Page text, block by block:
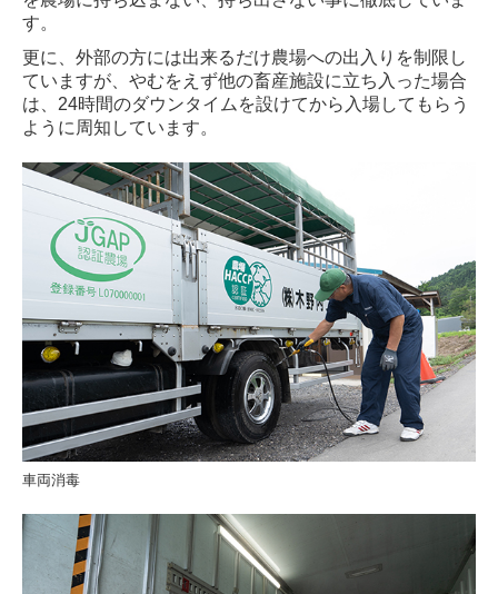
す。
更に、外部の方には出来るだけ農場への出入りを制限し
ていますが、やむをえず他の畜産施設に立ち入った場合
は、24時間のダウンタイムを設けてから入場してもらう
ように周知しています。
車両消毒